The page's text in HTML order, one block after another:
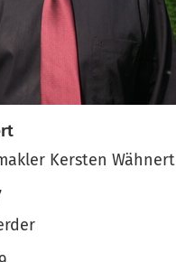
Kersten Wähnert